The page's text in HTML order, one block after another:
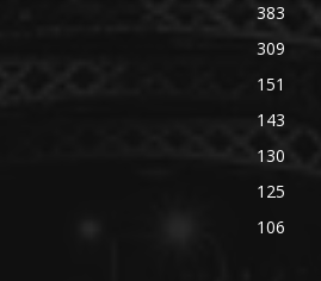
383
309
151
143
130
125
106